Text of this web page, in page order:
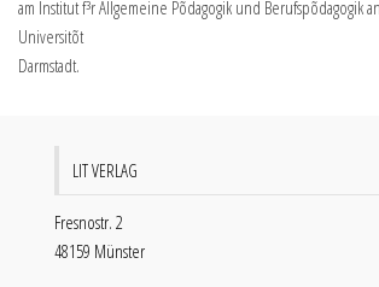
am Institut f³r Allgemeine Põdagogik und Berufspõdagogik
Universitõt
Darmstadt.
LIT VERLAG
Fresnostr. 2
48159 Münster